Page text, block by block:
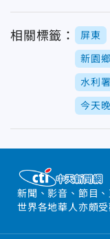
相關標籤： 屏東
新園鄉
水利
今天
新聞、影音、節目
世界各地華人亦頗